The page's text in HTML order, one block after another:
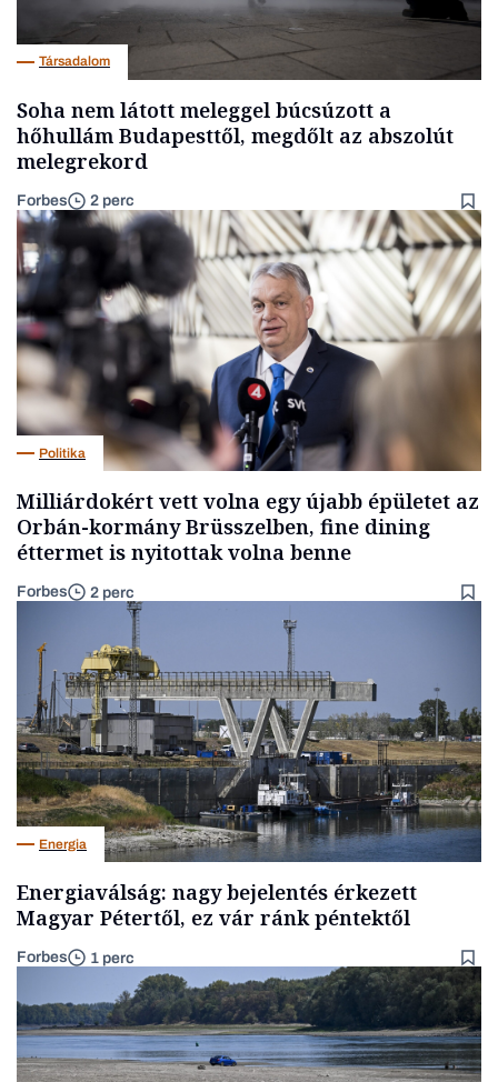
Társadalom
Soha nem látott meleggel búcsúzott a
hőhullám Budapesttől, megdőlt az abszolút
melegrekord
Forbes 2 perc
Politika
Milliárdokért vett volna egy újabb épületet az
Orbán-kormány Brüsszelben, fine dining
éttermet is nyitottak volna benne
Forbes 2 perc
Energia
Energiaválság: nagy bejelentés érkezett
Magyar Pétertől, ez vár ránk péntektől
Forbes 1 perc